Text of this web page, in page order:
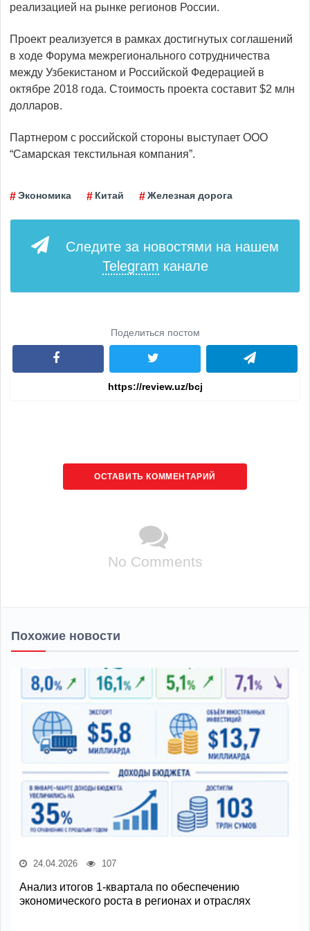
реализацией на рынке регионов России.
Проект реализуется в рамках достигнутых соглашений
в ходе Форума межрегионального сотрудничества
между Узбекистаном и Российской Федерацией в
октябре 2018 года. Стоимость проекта составит $2 млн
долларов.
Партнером с российской стороны выступает ООО
“Самарская текстильная компания”.
Экономика Китай Железная дорога
Следите за новостями на нашем
Telegram канале
Поделиться постом
ОСТАВИТЬ КОММЕНТАРИЙ
No Comments
Похожие новости
24.04.2026 107
Анализ итогов 1-квартала по обеспечению
экономического роста в регионах и отраслях